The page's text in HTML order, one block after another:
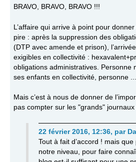
BRAVO, BRAVO, BRAVO !!!
L’affaire qui arrive à point pour
pire : après la suppression des
(DTP avec amende et prison),
exigibles en collectivité :
obligations administratives. Personne
ses enfants en collectivité, personne ...
Mais c’est à nous de donner de
pas compter sur les "grands"
22 février 2016, 12:36, par
Tout à fait d’accord ! mais
notre niveau, pour faire